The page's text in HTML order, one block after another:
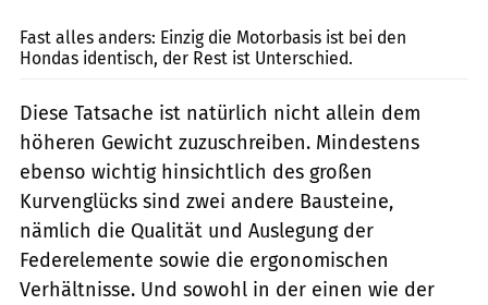
Fast alles anders: Einzig die Motorbasis ist bei den
Hondas identisch, der Rest ist Unterschied.
Diese Tatsache ist natürlich nicht allein dem
höheren Gewicht zuzuschreiben. Mindestens
ebenso wichtig hinsichtlich des großen
Kurvenglücks sind zwei andere Bausteine,
nämlich die Qualität und Auslegung der
Federelemente sowie die ergonomischen
Verhältnisse. Und sowohl in der einen wie der